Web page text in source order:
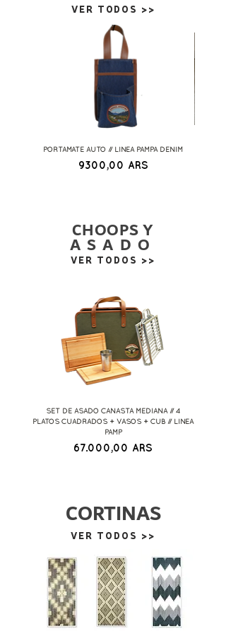
VER TODOS >>
PORTAMATE AUTO // LINEA PAMPA DENIM
Precio
9300,00 ARS
CHOOPS Y
ASADO
VER TODOS >>
SET DE ASADO CANASTA MEDIANA // 4
PLATOS CUADRADOS + VASOS + CUB // LINEA
PAMP
Precio
67.000,00 ARS
CORTINAS
VER TODOS >>